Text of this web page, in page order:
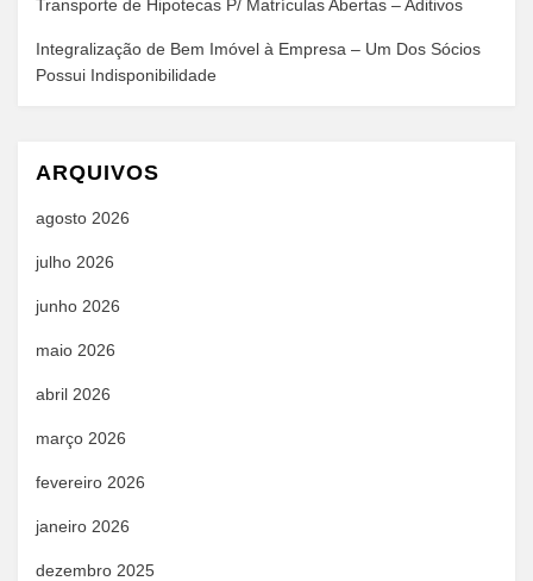
Transporte de Hipotecas P/ Matrículas Abertas – Aditivos
Integralização de Bem Imóvel à Empresa – Um Dos Sócios
Possui Indisponibilidade
ARQUIVOS
agosto 2026
julho 2026
junho 2026
maio 2026
abril 2026
março 2026
fevereiro 2026
janeiro 2026
dezembro 2025